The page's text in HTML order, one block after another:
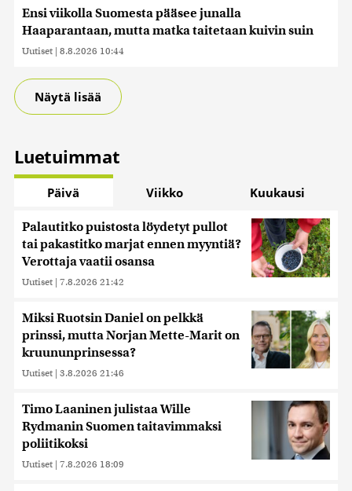
Ensi viikolla Suomesta pääsee junalla
Haaparantaan, mutta matka taitetaan kuivin suin
Uutiset | 8.8.2026 10:44
Näytä lisää
Luetuimmat
Päivä Viikko Kuukausi
Palautitko puistosta löydetyt pullot
tai pakastitko marjat ennen myyntiä?
Verottaja vaatii osansa
Uutiset | 7.8.2026 21:42
Miksi Ruotsin Daniel on pelkkä
prinssi, mutta Norjan Mette-Marit on
kruununprinsessa?
Uutiset | 3.8.2026 21:46
Timo Laaninen julistaa Wille
Rydmanin Suomen taitavimmaksi
poliitikoksi
Uutiset | 7.8.2026 18:09